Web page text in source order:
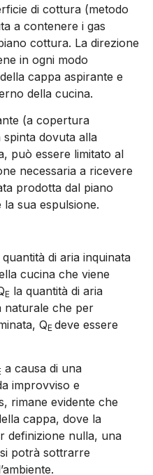
di cottura (metodo
a contenere i gas
cottura. La direzione
in ogni modo
cappa aspirante e
della cucina.
(a copertura
dovuta alla
può essere limitato al
necessaria a ricevere
prodotta dal piano
sua espulsione.
quantità di aria inquinata
cucina che viene
E la quantità di aria
naturale che per
QE deve essere
a causa di una
improvviso e
rimane evidente che
cappa, dove la
definizione nulla, una
potrà sottrarre